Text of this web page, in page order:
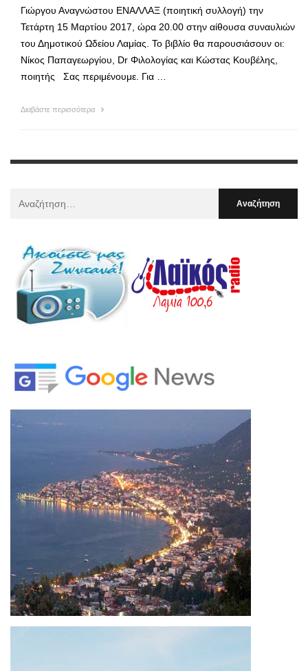
Γιώργου Αναγνώστου ΕΝΑΛΛΑΞ (ποιητική συλλογή) την
Τετάρτη 15 Μαρτίου 2017, ώρα 20.00 στην αίθουσα συναυλιών
του Δημοτικού Ωδείου Λαμίας. Το βιβλίο θα παρουσιάσουν οι:
Νίκος Παπαγεωργίου, Dr Φιλολογίας και Κώστας Κουβέλης,
ποιητής Σας περιμένουμε. Για …
Διαβάστε περισσότερα